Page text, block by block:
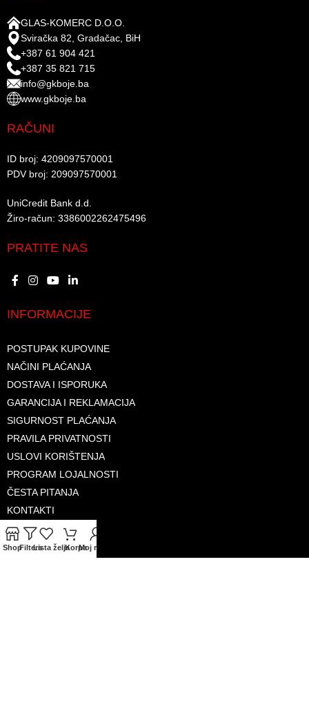
GLAS-KOMERC D.O.O.
Sviračka 82, Gradačac, BiH
+387 61 904 421
+387 35 821 715
info@gkboje.ba
www.gkboje.ba
RAČUNI
ID broj: 4209097570001​
PDV broj: 209097570001 ​
UniCredit Bank d.d.​
Žiro-račun: 3386002262475496​​
PRATITE NAS
INFORMACIJE
POSTUPAK KUPOVINE
NAČINI PLAĆANJA
DOSTAVA I ISPORUKA
GARANCIJA I REKLAMACIJA
SIGURNOST PLAĆANJA
PRAVILA PRIVATNOSTI
USLOVI KORIŠTENJA
PROGRAM LOJALNOSTI
ČESTA PITANJA
KONTAKTI
O NAMA
ShopFiltersLista željaKorpaMoj račun